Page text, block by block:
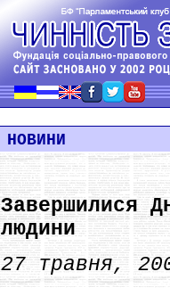
НОВИНИ
Завершилися
людини
27 травня,